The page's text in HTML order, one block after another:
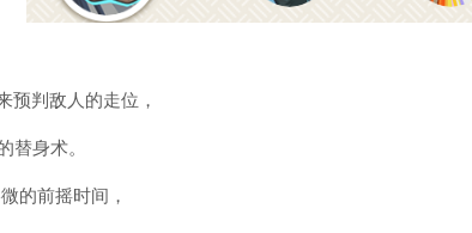
判敌人的走位，
身术。
的前摇时间，